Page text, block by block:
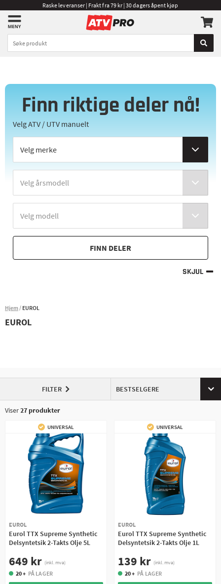
Raske leveranser | Frakt fra 79 kr | 30 dagers åpent kjøp
Finn riktige deler nå!
Velg ATV / UTV manuelt
FINN DELER
SKJUL
Hjem EUROL
EUROL
FILTER BESTSELGERE
Viser27 produkter
UNIVERSAL
EUROL
Eurol TTX Supreme Synthetic
Delsyntetsik 2-Takts Olje 5L
649 kr (inkl. mva)
20 + PÅ LAGER
UNIVERSAL
EUROL
Eurol TTX Supreme Synthetic
Delsyntetsik 2-Takts Olje 1L
139 kr (inkl. mva)
20 + PÅ LAGER